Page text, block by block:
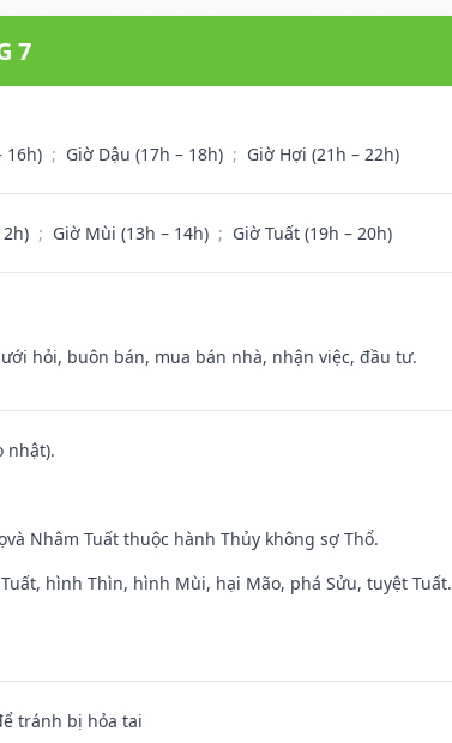
7
16h) ; Giờ Dậu (17h – 18h) ; Giờ Hợi (21h – 22h)
; Giờ Mùi (13h – 14h) ; Giờ Tuất (19h – 20h)
hỏi, buôn bán, mua bán nhà, nhận việc, đầu tư.
nhật).
Nhâm Tuất thuộc hành Thủy không sợ Thổ.
hình Thìn, hình Mùi, hại Mão, phá Sửu, tuyệt Tuất.
tránh bị hỏa tai